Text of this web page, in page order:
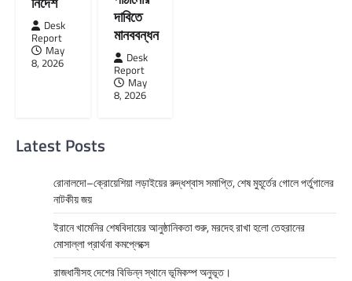
Desk
Report
May
8, 2026
দাবিতে
মানববন্ধন
Desk
Report
May
8, 2026
Latest Posts
রোনালদো–ক্রোয়েশিয়া লড়াইয়ের রুদ্ধশ্বাস সমাপ্তি, শেষ মুহূর্তের গোলে পর্তুগালের
নাটকীয় জয়
ইরানে খামেনির শেষবিদায়ের আনুষ্ঠানিকতা শুরু, মরদেহ রাখা হলো তেহরানের
মোসাল্লা প্রার্থনা কমপ্লেক্সে
রাজধানীসহ দেশের বিভিন্ন স্থানে ভূমিকম্প অনুভূত।